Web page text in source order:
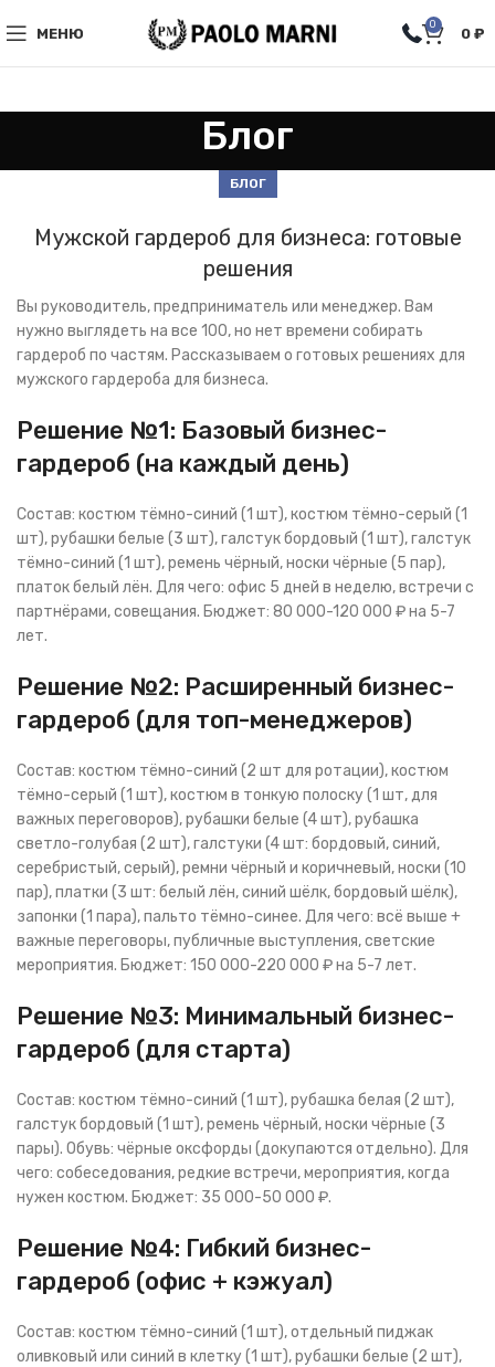
МЕНЮ
0
0 ₽
Блог
БЛОГ
Мужской гардероб для бизнеса: готовые
решения
Вы руководитель, предприниматель или менеджер. Вам
нужно выглядеть на все 100, но нет времени собирать
гардероб по частям. Рассказываем о готовых решениях для
мужского гардероба для бизнеса.
Решение №1: Базовый бизнес-
гардероб (на каждый день)
Состав: костюм тёмно-синий (1 шт), костюм тёмно-серый (1
шт), рубашки белые (3 шт), галстук бордовый (1 шт), галстук
тёмно-синий (1 шт), ремень чёрный, носки чёрные (5 пар),
платок белый лён. Для чего: офис 5 дней в неделю, встречи с
партнёрами, совещания. Бюджет: 80 000-120 000 ₽ на 5-7
лет.
Решение №2: Расширенный бизнес-
гардероб (для топ-менеджеров)
Состав: костюм тёмно-синий (2 шт для ротации), костюм
тёмно-серый (1 шт), костюм в тонкую полоску (1 шт, для
важных переговоров), рубашки белые (4 шт), рубашка
светло-голубая (2 шт), галстуки (4 шт: бордовый, синий,
серебристый, серый), ремни чёрный и коричневый, носки (10
пар), платки (3 шт: белый лён, синий шёлк, бордовый шёлк),
запонки (1 пара), пальто тёмно-синее. Для чего: всё выше +
важные переговоры, публичные выступления, светские
мероприятия. Бюджет: 150 000-220 000 ₽ на 5-7 лет.
Решение №3: Минимальный бизнес-
гардероб (для старта)
Состав: костюм тёмно-синий (1 шт), рубашка белая (2 шт),
галстук бордовый (1 шт), ремень чёрный, носки чёрные (3
пары). Обувь: чёрные оксфорды (докупаются отдельно). Для
чего: собеседования, редкие встречи, мероприятия, когда
нужен костюм. Бюджет: 35 000-50 000 ₽.
Решение №4: Гибкий бизнес-
гардероб (офис + кэжуал)
Состав: костюм тёмно-синий (1 шт), отдельный пиджак
оливковый или синий в клетку (1 шт), рубашки белые (2 шт),